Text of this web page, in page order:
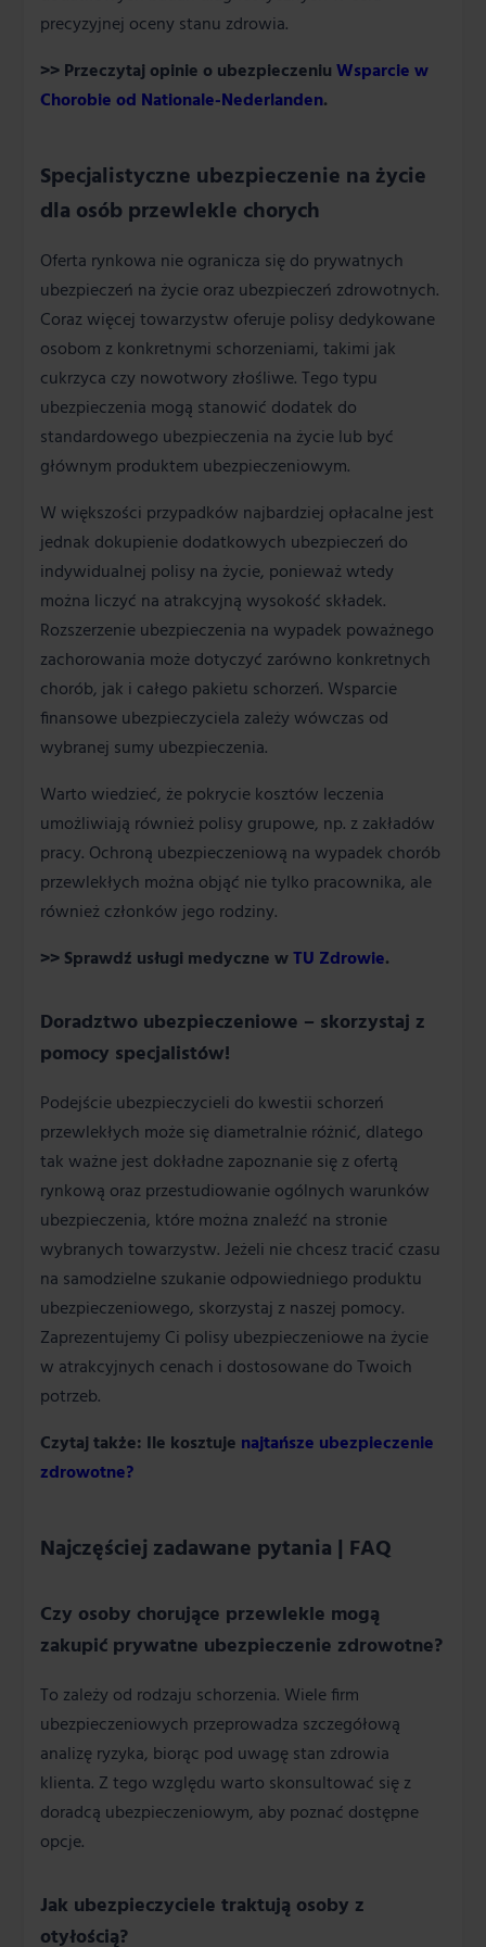
precyzyjnej oceny stanu zdrowia.
>> Przeczytaj opinie o ubezpieczeniuWsparcie w
Chorobie od Nationale-Nederlanden.
Specjalistyczne ubezpieczenie na życie
dla osób przewlekle chorych
Oferta rynkowa nie ogranicza się do prywatnych
ubezpieczeń na życie oraz ubezpieczeń zdrowotnych.
Coraz więcej towarzystw oferuje polisy dedykowane
osobom z konkretnymi schorzeniami, takimi jak
cukrzyca czy nowotwory złośliwe. Tego typu
ubezpieczenia mogą stanowić dodatek do
standardowego ubezpieczenia na życie lub być
głównym produktem ubezpieczeniowym.
W większości przypadków najbardziej opłacalne jest
jednak dokupienie dodatkowych ubezpieczeń do
indywidualnej polisy na życie, ponieważ wtedy
można liczyć na atrakcyjną wysokość składek.
Rozszerzenie ubezpieczenia na wypadek poważnego
zachorowania może dotyczyć zarówno konkretnych
chorób, jak i całego pakietu schorzeń. Wsparcie
finansowe ubezpieczyciela zależy wówczas od
wybranej sumy ubezpieczenia.
Warto wiedzieć, że pokrycie kosztów leczenia
umożliwiają również polisy grupowe, np. z zakładów
pracy. Ochroną ubezpieczeniową na wypadek chorób
przewlekłych można objąć nie tylko pracownika, ale
również członków jego rodziny.
>> Sprawdź usługi medyczne wTU Zdrowie.
Doradztwo ubezpieczeniowe – skorzystaj z
pomocy specjalistów!
Podejście ubezpieczycieli do kwestii schorzeń
przewlekłych może się diametralnie różnić, dlatego
tak ważne jest dokładne zapoznanie się z ofertą
rynkową oraz przestudiowanie ogólnych warunków
ubezpieczenia, które można znaleźć na stronie
wybranych towarzystw. Jeżeli nie chcesz tracić czasu
na samodzielne szukanie odpowiedniego produktu
ubezpieczeniowego, skorzystaj z naszej pomocy.
Zaprezentujemy Ci polisy ubezpieczeniowe na życie
w atrakcyjnych cenach i dostosowane do Twoich
potrzeb.
Czytaj także: Ile kosztuje najtańsze ubezpieczenie
zdrowotne?
Najczęściej zadawane pytania | FAQ
Czy osoby chorujące przewlekle mogą
zakupić prywatne ubezpieczenie zdrowotne?
To zależy od rodzaju schorzenia. Wiele firm
ubezpieczeniowych przeprowadza szczegółową
analizę ryzyka, biorąc pod uwagę stan zdrowia
klienta. Z tego względu warto skonsultować się z
doradcą ubezpieczeniowym, aby poznać dostępne
opcje.
Jak ubezpieczyciele traktują osoby z
otyłością?